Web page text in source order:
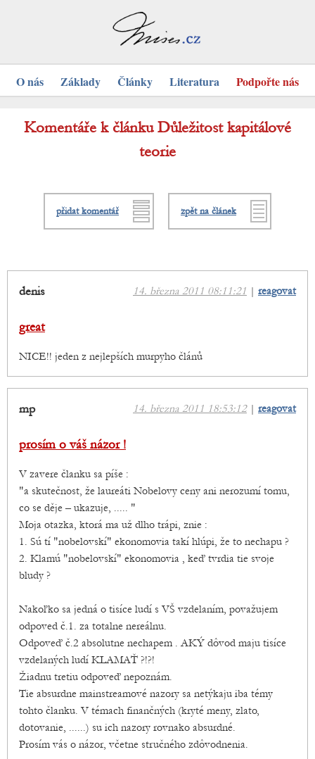
O nás Základy Články Literatura Podpořte nás
Komentáře k článku Důležitost kapitálové
teorie
přidat komentář zpět na článek
14. března 2011 08:11:21 | reagovat
denis
great
NICE!! jeden z nejlepších murpyho článů
14. března 2011 18:53:12| reagovat
mp
prosím o váš názor !
V zavere članku sa píše :
"a skutečnost, že laureáti Nobelovy ceny ani nerozumí tomu,
co se děje – ukazuje, ..... "
Moja otazka, ktorá ma už dlho trápi, znie :
1. Sú tí "nobelovskí" ekonomovia takí hlúpi, že to nechapu ?
2. Klamú "nobelovskí" ekonomovia , keď tvrdia tie svoje
bludy ?
Nakoľko sa jedná o tisíce ludí s VŠ vzdelaním, považujem
odpoved č.1. za totalne nereálnu.
Odpoveď č.2 absolutne nechapem . AKÝ dôvod maju tisíce
vzdelaných ludí KLAMAŤ ?!?!
Žiadnu tretiu odpoveď nepoznám.
Tie absurdne mainstreamové nazory sa netýkaju iba témy
tohto članku. V témach finančných (kryté meny, zlato,
dotovanie, ......) su ich nazory rovnako absurdné.
Prosím vás o názor, včetne stručného zdôvodnenia.